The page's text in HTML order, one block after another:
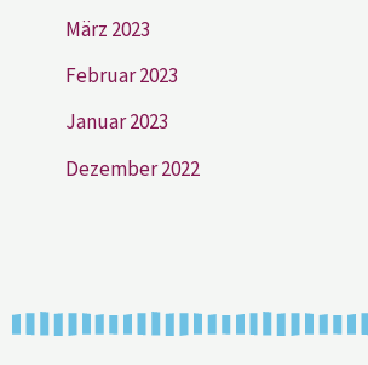
März 2023
Februar 2023
Januar 2023
Dezember 2022